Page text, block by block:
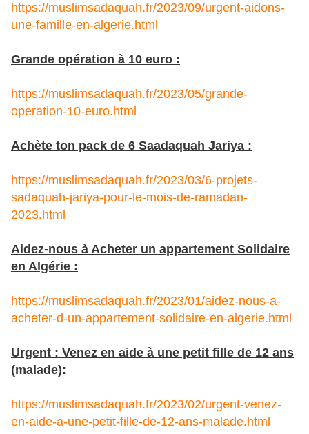
https://muslimsadaquah.fr/2023/09/urgent-aidons-
une-famille-en-algerie.html
Grande opération à 10 euro :
https://muslimsadaquah.fr/2023/05/grande-
operation-10-euro.html
Achète ton pack de 6 Saadaquah Jariya :
https://muslimsadaquah.fr/2023/03/6-projets-
sadaquah-jariya-pour-le-mois-de-ramadan-
2023.html
Aidez-nous à Acheter un appartement Solidaire
en Algérie :
https://muslimsadaquah.fr/2023/01/aidez-nous-a-
acheter-d-un-appartement-solidaire-en-algerie.html
Urgent : Venez en aide à une petit fille de 12 ans
(malade):
https://muslimsadaquah.fr/2023/02/urgent-venez-
en-aide-a-une-petit-fille-de-12-ans-malade.html